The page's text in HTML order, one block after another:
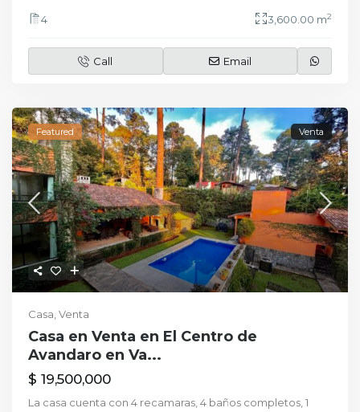
4 3,600.00 m2
Call Email
Featured Venta
Casa ,Venta
Casa en Venta en El Centro de
Avandaro en Va...
$ 19,500,000
La casa cuenta con 4 recamaras, 4 baños completos, 1